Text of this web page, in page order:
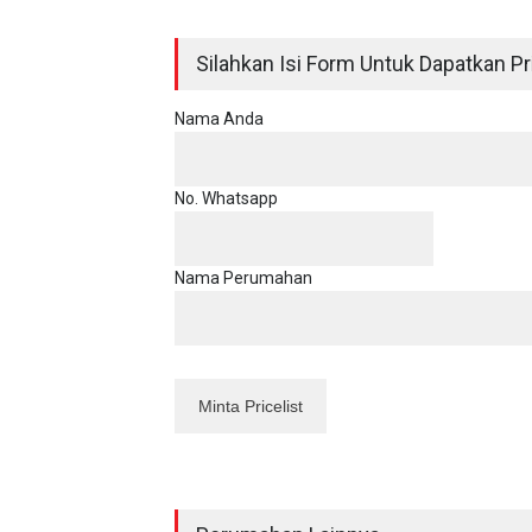
Silahkan Isi Form Untuk Dapatkan
Nama Anda
No. Whatsapp
Nama Perumahan